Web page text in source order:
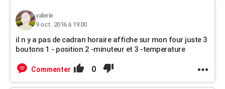
valerie
9 oct. 2016 à 19:00
il n y a pas de cadran horaire affiche sur mon four juste 3
boutons 1 - position 2 -minuteur et 3 -temperature
Commenter 0